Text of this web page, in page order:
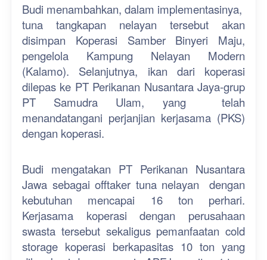
Budi menambahkan, dalam implementasinya,
tuna tangkapan nelayan tersebut akan
disimpan Koperasi Samber Binyeri Maju,
pengelola Kampung Nelayan Modern
(Kalamo). Selanjutnya, ikan dari koperasi
dilepas ke PT Perikanan Nusantara Jaya-grup
PT Samudra Ulam, yang
telah
menandatangani perjanjian kerjasama (PKS)
dengan koperasi.
Budi mengatakan PT Perikanan Nusantara
Jawa sebagai offtaker tuna nelayan
dengan
kebutuhan mencapai 16 ton perhari.
Kerjasama koperasi dengan perusahaan
swasta tersebut sekaligus pemanfaatan cold
storage koperasi berkapasitas 10 ton yang